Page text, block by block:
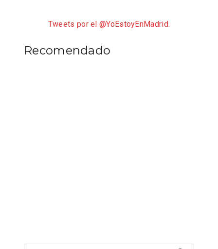
Tweets por el @YoEstoyEnMadrid.
Recomendado